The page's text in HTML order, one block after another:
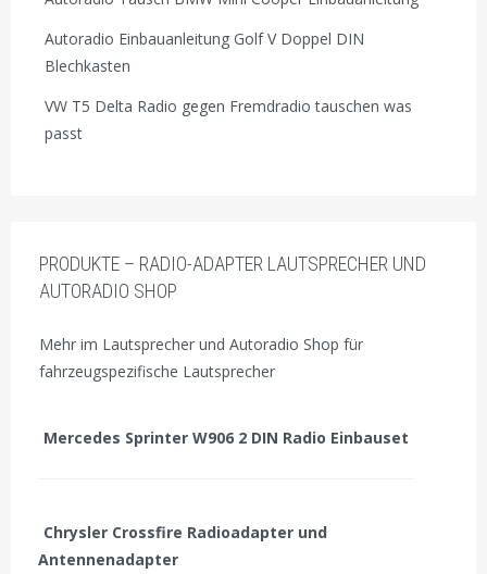
Autoradio Einbauanleitung Golf V Doppel DIN
Blechkasten
VW T5 Delta Radio gegen Fremdradio tauschen was
passt
PRODUKTE – RADIO-ADAPTER LAUTSPRECHER UND
AUTORADIO SHOP
Mehr im Lautsprecher und Autoradio Shop für
fahrzeugspezifische Lautsprecher
Mercedes Sprinter W906 2 DIN Radio Einbauset
Chrysler Crossfire Radioadapter und
Antennenadapter